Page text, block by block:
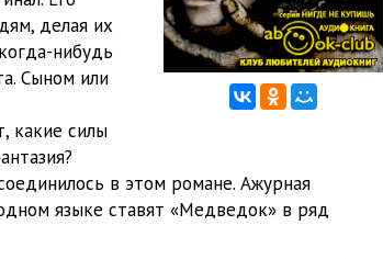
22:48
23:43
делая их
нибудь
Сыном или
какие силы
в этом романе. Ажурная
языке ставят «Медведок» в ряд